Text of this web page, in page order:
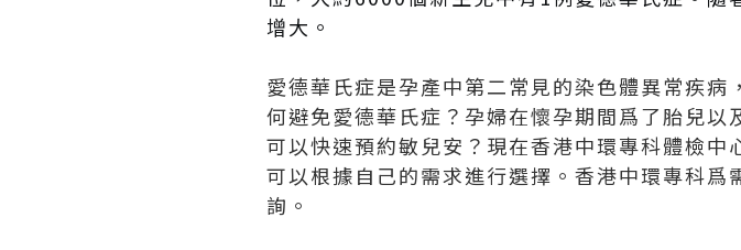
增大。
愛德華氏症是孕產中第二常見的染色體異常疾
何避免愛德華氏症？孕婦在懷孕期間爲了胎兒
可以快速預約敏兒安？現在香港中環專科體檢中
可以根據自己的需求進行選擇。香港中環專科
詢。